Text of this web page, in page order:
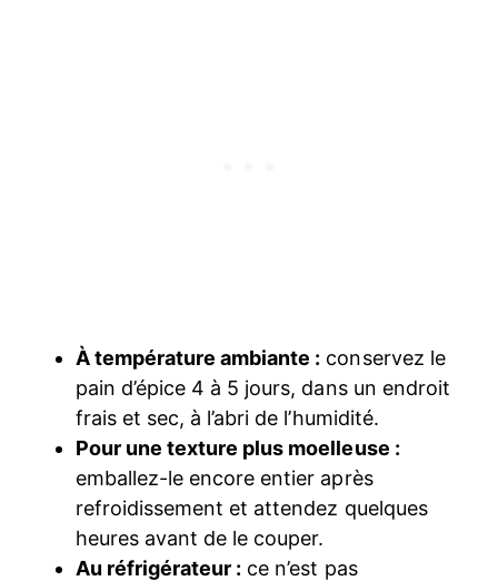
À température ambiante : conservez le
pain d’épice 4 à 5 jours, dans un endroit
frais et sec, à l’abri de l’humidité.
Pour une texture plus moelleuse :
emballez-le encore entier après
refroidissement et attendez quelques
heures avant de le couper.
Au réfrigérateur : ce n’est pas